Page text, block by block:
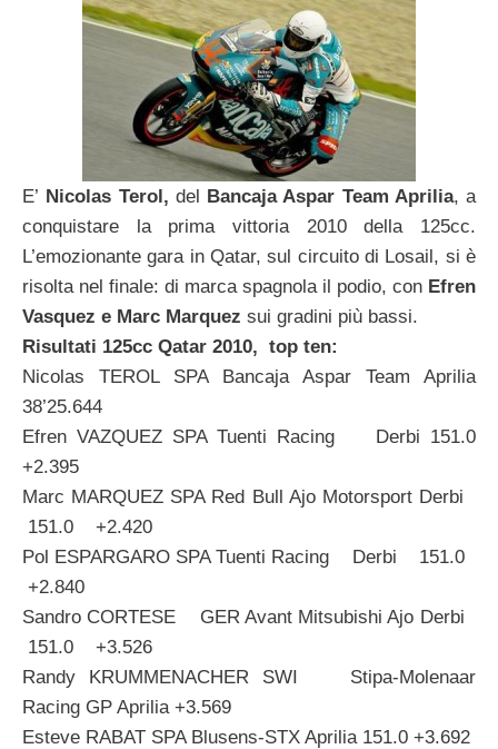
E’ Nicolas Terol, del Bancaja Aspar Team Aprilia, a
conquistare la prima vittoria 2010 della 125cc.
L’emozionante gara in Qatar, sul circuito di Losail, si è
risolta nel finale: di marca spagnola il podio, con Efren
Vasquez e Marc Marquez sui gradini più bassi.
Risultati 125cc Qatar 2010, top ten:
Nicolas TEROL SPA Bancaja Aspar Team Aprilia
38’25.644
Efren VAZQUEZ SPA Tuenti Racing Derbi 151.0
+2.395
Marc MARQUEZ SPA Red Bull Ajo Motorsport Derbi
151.0 +2.420
Pol ESPARGARO SPA Tuenti Racing Derbi 151.0
+2.840
Sandro CORTESE GER Avant Mitsubishi Ajo Derbi
151.0 +3.526
Randy KRUMMENACHER SWI Stipa-Molenaar
Racing GP Aprilia +3.569
Esteve RABAT SPA Blusens-STX Aprilia 151.0 +3.692